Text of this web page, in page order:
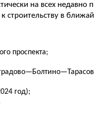
на всех недавно п
строительству в ближай
проспекта;
год);